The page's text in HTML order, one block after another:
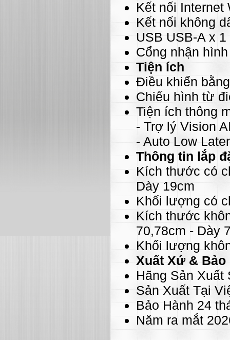
Kết nối Internet
Kết nối không
USB USB-A x 1
Cổng nhận
Tiện ích
Điều khiển
Chiếu hình từ
Tiện ích thông
- Trợ lý Vision
- Auto Low
Thông tin lắp
Kích thước có
Dày 19cm
Khối lượng có
Kích thước
70,78cm - Dày
Khối lượng
Xuất Xứ & Bảo
Hãng Sản Xuất
Sản Xuất Tại
Bảo Hành 24
Năm ra mắt